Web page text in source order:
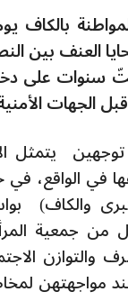
العنف بين
الجهات
يتمثل
في الواقع، في
والكاف)
من جمعية
والتوازن
مواجهتهن